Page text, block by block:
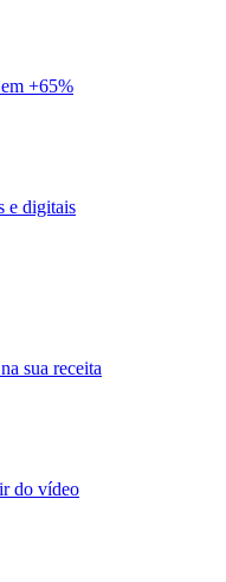
+65%
e digitais
sua receita
do vídeo